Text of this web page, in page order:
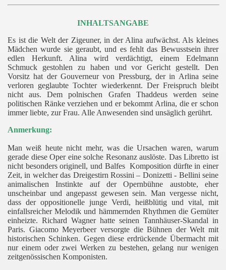
INHALTSANGABE
Es ist die Welt der Zigeuner, in der Alina aufwächst. Als kleines
Mädchen wurde sie geraubt, und es fehlt das Bewusstsein ihrer
edlen Herkunft. Alina wird verdächtigt, einem Edelmann
Schmuck gestohlen zu haben und vor Gericht gestellt. Den
Vorsitz hat der Gouverneur von Pressburg, der in Arlina seine
verloren geglaubte Tochter wiederkennt. Der Freispruch bleibt
nicht aus. Dem polnischen Grafen Thaddeus werden seine
politischen Ränke verziehen und er bekommt Arlina, die er schon
immer liebte, zur Frau. Alle Anwesenden sind unsäglich gerührt.
Anmerkung:
Man weiß heute nicht mehr, was die Ursachen waren, warum
gerade diese Oper eine solche Resonanz auslöste. Das Libretto ist
nicht besonders originell, und Balfes Komposition dürfte in einer
Zeit, in welcher das Dreigestirn Rossini – Donizetti - Bellini seine
animalischen Instinkte auf der Opernbühne austobte, eher
unscheinbar und angepasst gewesen sein. Man vergesse nicht,
dass der oppositionelle junge Verdi, heißblütig und vital, mit
einfallsreicher Melodik und hämmernden Rhythmen die Gemüter
einheizte. Richard Wagner hatte seinen Tannhäuser-Skandal in
Paris. Giacomo Meyerbeer versorgte die Bühnen der Welt mit
historischen Schinken. Gegen diese erdrückende Übermacht mit
nur einem oder zwei Werken zu bestehen, gelang nur wenigen
zeitgenössischen Komponisten.